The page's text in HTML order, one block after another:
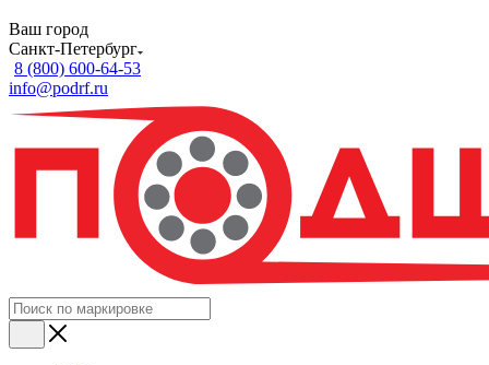
Ваш город
Санкт-Петербург
8 (800) 600-64-53
info@podrf.ru